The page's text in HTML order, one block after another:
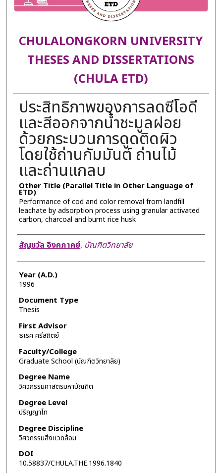
CHULALONGKORN UNIVERSITY
THESES AND DISSERTATIONS
(CHULA ETD)
ประสิทธิภาพของการลดซีโอดี
และสีออกจากน้ำชะมูลฝอย
ด้วยกระบวนการดูดติดผิว
โดยใช้ถ่านกัมมันต์ ถ่านไม้
และถ่านแกลบ
Other Title (Parallel Title in Other Language of
ETD)
Performance of cod and color removal from landfill
leachate by adsorption process using granular activated
carbon, charcoal and burnt rice husk
Author
สัญชวัล อิงคภาคย์, บัณฑิตวิทยาลัย
Year (A.D.)
1996
Document Type
Thesis
First Advisor
ธเรศ ศรีสถิตย์
Faculty/College
Graduate School (บัณฑิตวิทยาลัย)
Degree Name
วิศวกรรมศาสตรมหาบัณฑิต
Degree Level
ปริญญาโท
Degree Discipline
วิศวกรรมสิ่งแวดล้อม
DOI
10.58837/CHULA.THE.1996.1840